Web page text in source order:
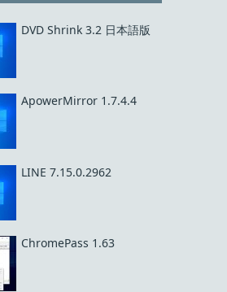
DVD Shrink 3.2 日本語版
ApowerMirror 1.7.4.4
LINE 7.15.0.2962
ChromePass 1.63